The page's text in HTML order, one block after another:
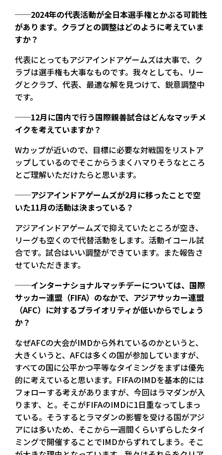
──2024年の代表活動が全日本選手権とかぶる可能性
があります。クラブとの調整はどのように考えていま
すか？
代表にとってもアジアインドアゲームズは大事で、ク
ラブは選手権も大事なものです。我々としても、リー
グとクラブ、代表、最適な解を見つけて、鋭意調整中
です。
──12月に国内で行う国際親善試合はどんなマッチメ
イクを考えていますか？
Wカップが近いので、目標に必要な対戦国をリストア
ップしているのでそこからうまくハマりそうなところ
とご理解いただけたらと思います。
──アジアインドアゲームズが2月に移ったことで空
いた11月の活動は決まっている？
アジアインドアゲームズで抑えていたところが空き、
リーグも空くので代替活動をします。活動イコール試
合です。試合はいい調整ができています。また報告さ
せていただきます。
──インターナショナルマッチデーについては、国際
サッカー連盟（FIFA）のなかで、アジアサッカー連盟
（AFC）に対するプライオリティが低いからでしょう
か？
なぜAFCの大会がIMDから外れているのかというと、
大きくいうと、AFCは多くの国が参加していますが、
すべての国に公平かつ平等なタイミングをまずは優先
的に考えていると思います。FIFAのIMDを基本的には
フォローする考えがありますが、今回はラマダンが入
ります、と。そこがFIFAのIMDに1日重なってしまっ
ている。そうするとラマダンの影響を受ける国がアジ
アには多いため、そこから一週間くらいずらしたタイ
ミングで開催することでIMDからずれてしまう。そこ